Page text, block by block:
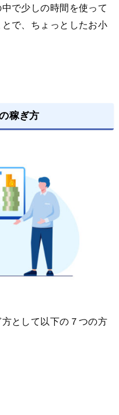
で少しの時間を使って
で、ちょっとしたお小
稼ぎ方
として以下の７つの方